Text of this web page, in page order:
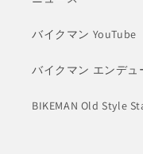
バイクマン YouTube
バイクマン エンデュ
BIKEMAN Old Style